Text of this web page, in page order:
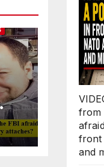
in
from
front
and